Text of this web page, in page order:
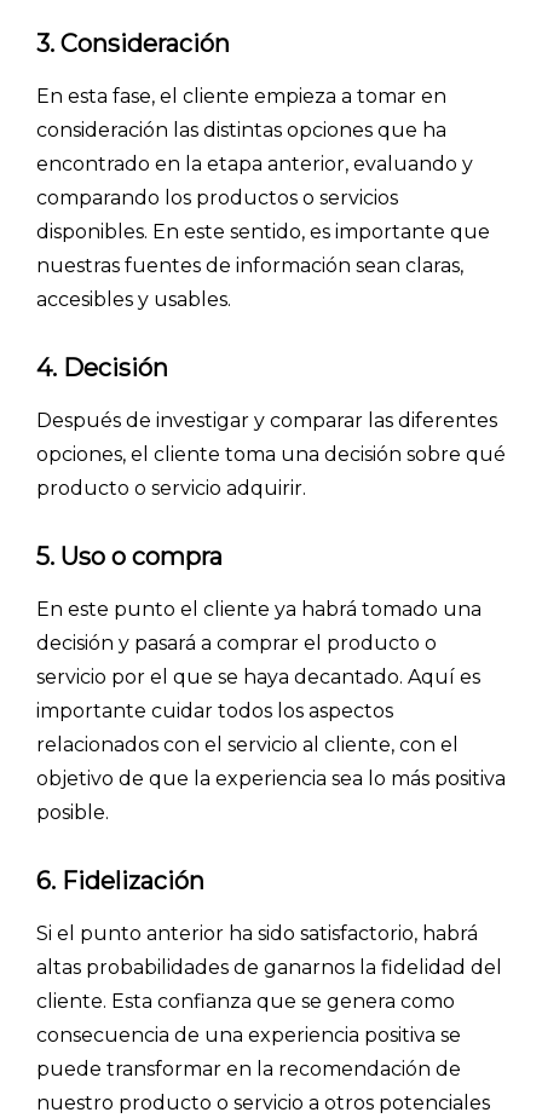
PRECIOS
BLOG
ACCEDER →
3. Consideración
En esta fase, el cliente empieza a tomar en
consideración las distintas opciones que ha
encontrado en la etapa anterior, evaluando y
comparando los productos o servicios
disponibles. En este sentido, es importante que
nuestras fuentes de información sean claras,
accesibles y usables.
4. Decisión
Después de investigar y comparar las diferentes
opciones, el cliente toma una decisión sobre qué
producto o servicio adquirir.
5. Uso o compra
En este punto el cliente ya habrá tomado una
decisión y pasará a comprar el producto o
servicio por el que se haya decantado. Aquí es
importante cuidar todos los aspectos
relacionados con el servicio al cliente, con el
objetivo de que la experiencia sea lo más positiva
posible.
6. Fidelización
Si el punto anterior ha sido satisfactorio, habrá
altas probabilidades de ganarnos la fidelidad del
cliente. Esta confianza que se genera como
consecuencia de una experiencia positiva se
puede transformar en la recomendación de
nuestro producto o servicio a otros potenciales